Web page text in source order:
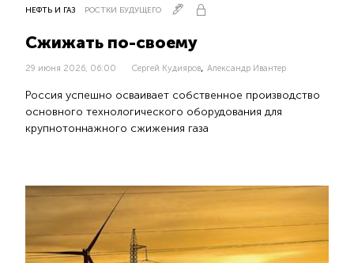
НЕФТЬ И ГАЗ РОСТКИ БУДУЩЕГО
Сжижать по-своему
29 июня 2026, 06:00 Сергей Кудияров, Александр Ивантер
Россия успешно осваивает собственное производство
основного технологического оборудования для
крупнотоннажного сжижения газа